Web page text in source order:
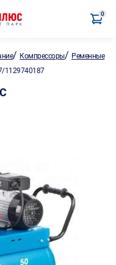
0
/ Компрессоры/ Ременные
1129740187